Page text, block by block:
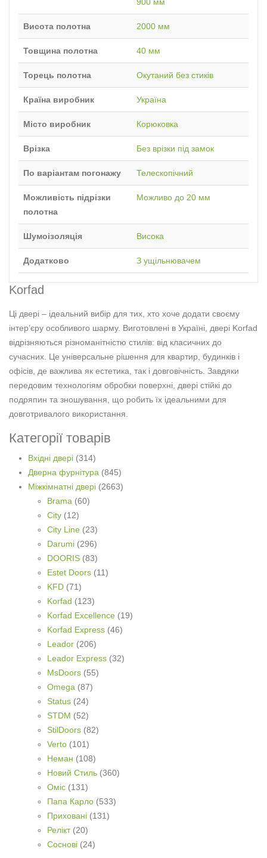
900 мм
Висота полотна 2000 мм
Товщина полотна 40 мм
Торець полотна Окутаний без стиків
Країна виробник Україна
Місто виробник Корюковка
Врізка Без врізки під замок
По варіантам погонажу Телескопічний
Можливість підрізки
полотна
Можливо до 20 мм
Шумоізоляція Висока
Додатково З ущільнювачем
Korfad
Ці двері – ідеальний вибір для тих, хто хоче додати своєму
інтер’єру особливого шарму. Виготовлені в Україні, двері Korfad
відрізняються різноманітністю стилів: від класичних до
сучасних. Це універсальне рішення для квартир, будинків і
офісів, де важлива як естетика, так і довговічність. Завдяки
передовим технологіям обробки поверхні, двері стійкі до
подряпин та зношування, що робить їх ідеальними для
довготривалого використання.
Категорії товарів
Вхідні двері (314)
Дверна фурнітура (845)
Міжкімнатні двері (2663)
Brama (60)
City (12)
City Line (23)
Darumi (296)
DOORIS (83)
Estet Doors (11)
KFD (71)
Korfad (123)
Korfad Excellence (19)
Korfad Express (46)
Leador (206)
Leador Express (32)
MsDoors (55)
Omega (87)
Status (24)
STDM (52)
StilDoors (82)
Verto (101)
Неман (108)
Новий Стиль (360)
Оміс (131)
Папа Карло (533)
Приховані (131)
Релікт (20)
Соснові (24)